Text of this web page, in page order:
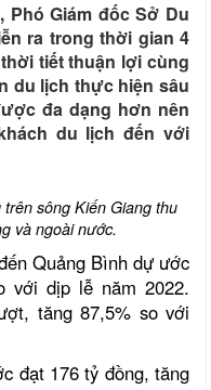
Phó Giám đốc Sở Du
ra trong thời gian 4
tiết thuận lợi cùng
du lịch thực hiện sâu
đa dạng hơn nên
du lịch đến với
sông Kiến Giang thu
và ngoài nước.
Quảng Bình dự ước
với dịp lễ năm 2022.
tăng 87,5% so với
đạt 176 tỷ đồng, tăng